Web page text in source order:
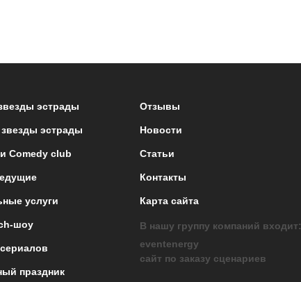
эстрады
эстрады
Comedy club
услуги
шоу
праздник
Отзывы
Новости
Статьи
Контакты
Карта сайта
В нашу группу компаний входит:
eventenergy
сайт по заказу сценариев